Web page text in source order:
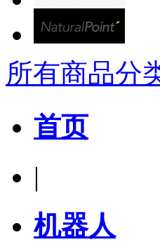
所有商品分
首页
|
机器人